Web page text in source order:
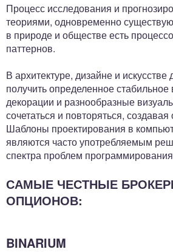
Процесс исследования и
теориями, одновременно
в природе и обществе есть
паттернов.
В архитектуре, дизайне и искусстве
получить определенное стабильное
декорации и разнообразные
сочетаться и повторяться,
Шаблоны проектирования в
являются часто употребляемым
спектра проблем
САМЫЕ ЧЕСТНЫЕ
ОПЦИОНОВ:
BINARIUM